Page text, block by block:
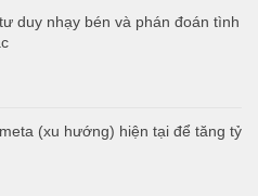
duy nhạy bén và phán đoán tình
(xu hướng) hiện tại để tăng tỷ